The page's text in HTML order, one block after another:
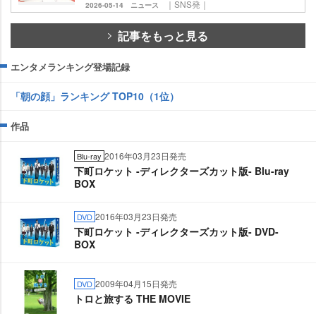
2026-05-14 ニュース ｜SNS発｜
記事をもっと見る
エンタメランキング登場記録
「朝の顔」ランキング TOP10（1位）
作品
Blu-ray 2016年03月23日発売
下町ロケット -ディレクターズカット版- Blu-ray
BOX
DVD 2016年03月23日発売
下町ロケット -ディレクターズカット版- DVD-
BOX
DVD 2009年04月15日発売
トロと旅する THE MOVIE